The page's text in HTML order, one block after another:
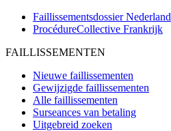
Faillissementsdossier Nederland
ProcédureCollective Frankrijk
FAILLISSEMENTEN
Nieuwe faillissementen
Gewijzigde faillissementen
Alle faillissementen
Surseances van betaling
Uitgebreid zoeken